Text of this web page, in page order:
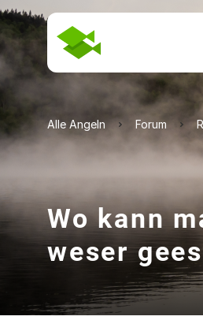
Alle Angeln Forum
Wo kann
weser